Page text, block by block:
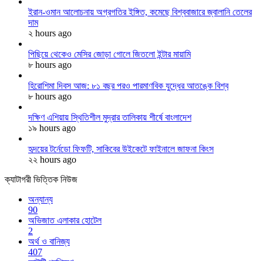
ইরান-ওমান আলোচনায় অগ্রগতির ইঙ্গিত, কমেছে বিশ্ববাজারে জ্বালানি তেলের
দাম
২ hours ago
পিছিয়ে থেকেও মেসির জোড়া গোলে জিতলো ইন্টার মায়ামি
৮ hours ago
হিরোশিমা দিবস আজ: ৮১ বছর পরও পারমাণবিক যুদ্ধের আতঙ্কে বিশ্ব
৮ hours ago
দক্ষিণ এশিয়ায় স্থিতিশীল মুদ্রার তালিকায় শীর্ষে বাংলাদেশ
১৯ hours ago
হৃদয়ের টর্নেডো ফিফটি, সাকিবের উইকেটে ফাইনালে জাফনা কিংস
২২ hours ago
ক্যাটাগরী ভিত্তিক নিউজ
অন্যান্য
90
অভিজাত এলাকার হোটেল
2
অর্থ ও বানিজ্য
407